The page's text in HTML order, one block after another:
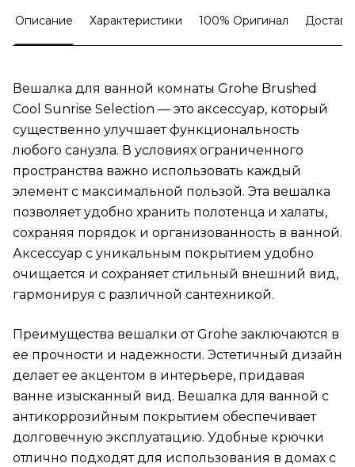
Описание Характеристики 100% Оригинал
Вешалка для ванной комнаты Grohe Brushed
Cool Sunrise Selection — это аксессуар, который
существенно улучшает функциональность
любого санузла. В условиях ограниченного
пространства важно использовать каждый
элемент с максимальной пользой. Эта вешалка
позволяет удобно хранить полотенца и халаты,
сохраняя порядок и организованность в ванной.
Аксессуар с уникальным покрытием удобно
очищается и сохраняет стильный внешний вид,
гармонируя с различной сантехникой.
Преимущества вешалки от Grohe заключаются в
ее прочности и надежности. Эстетичный дизайн
делает ее акцентом в интерьере, придавая
ванне изысканный вид. Вешалка для ванной с
антикоррозийным покрытием обеспечивает
долговечную эксплуатацию. Удобные крючки
отлично подходят для использования в домах с